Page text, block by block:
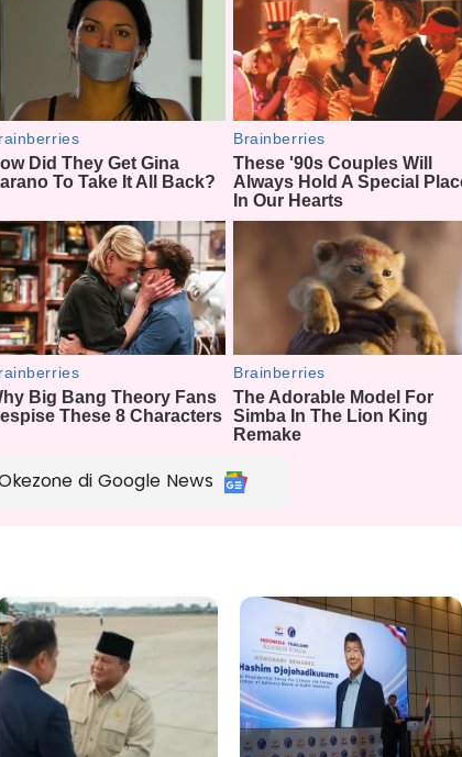
di Google News